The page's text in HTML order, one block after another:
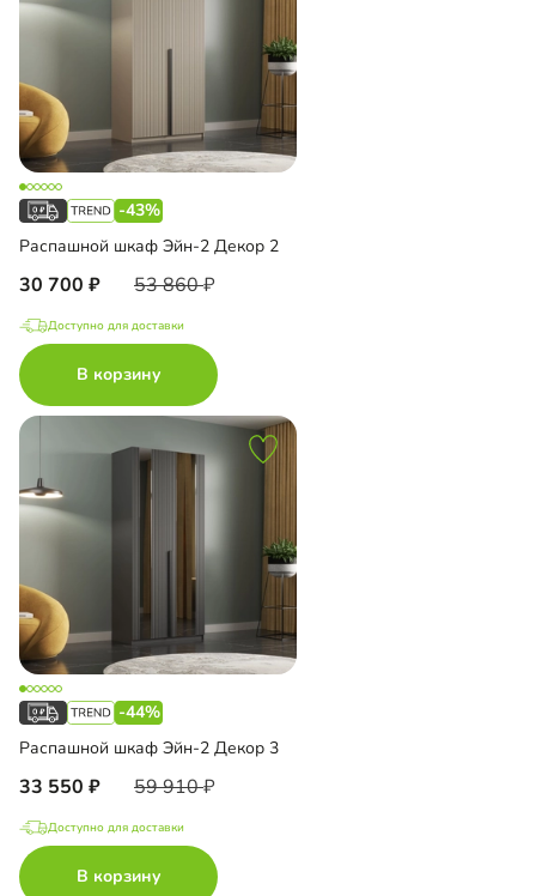
-43%
Распашной шкаф Эйн-2 Декор 2
30 700 53 860
Доступно для доставки
В корзину
-44%
Распашной шкаф Эйн-2 Декор 3
33 550 59 910
Доступно для доставки
В корзину